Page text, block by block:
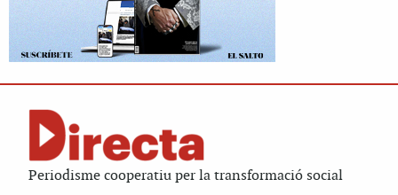
Periodisme cooperatiu per la transformació social